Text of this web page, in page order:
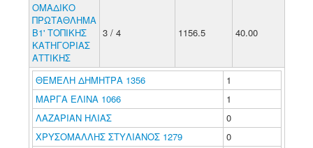
ΟΜΑΔΙΚΟ
ΠΡΩΤΑΘΛΗΜΑ
Β1' ΤΟΠΙΚΗΣ
ΚΑΤΗΓΟΡΙΑΣ
ΑΤΤΙΚΗΣ
3 / 4 1156.5 40.00
ΘΕΜΕΛΗ ΔΗΜΗΤΡΑ 1356
1
ΜΑΡΓΑ ΕΛΙΝΑ 1066
1
ΛΑΖΑΡΙΑΝ ΗΛΙΑΣ
0
ΧΡΥΣΟΜΑΛΛΗΣ ΣΤΥΛΙΑΝΟΣ 1279
0